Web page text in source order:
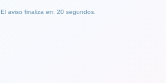
El aviso finaliza en: 19 segundos.